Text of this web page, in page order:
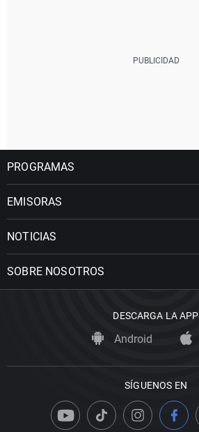
PROGRAMAS
EMISORAS
NOTICIAS
SOBRE NOSOTROS
DESCARGA LA APP
Android
SÍGUENOS EN